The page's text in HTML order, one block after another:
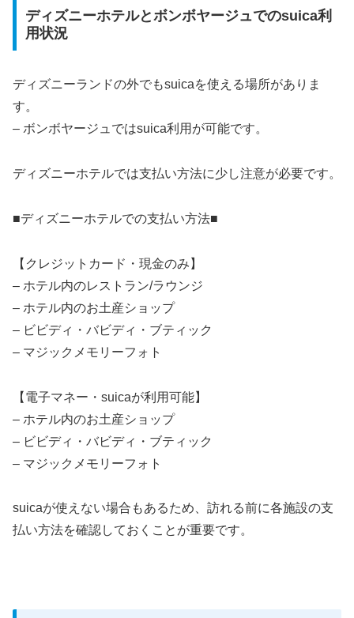
ディズニーホテルとボンボヤージュでのsuica利
用状況
ディズニーランドの外でもsuicaを使える場所がありま
す。
– ボンボヤージュではsuica利用が可能です。
ディズニーホテルでは支払い方法に少し注意が必要です。
■ディズニーホテルでの支払い方法■
【クレジットカード・現金のみ】
– ホテル内のレストラン/ラウンジ
– ホテル内のお土産ショップ
– ビビディ・バビディ・ブティック
– マジックメモリーフォト
【電子マネー・suicaが利用可能】
– ホテル内のお土産ショップ
– ビビディ・バビディ・ブティック
– マジックメモリーフォト
suicaが使えない場合もあるため、訪れる前に各施設の支
払い方法を確認しておくことが重要です。